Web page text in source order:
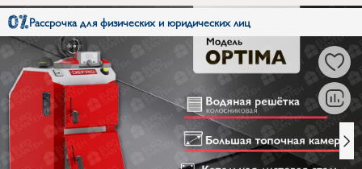
Рассрочка для физических и юридических лиц